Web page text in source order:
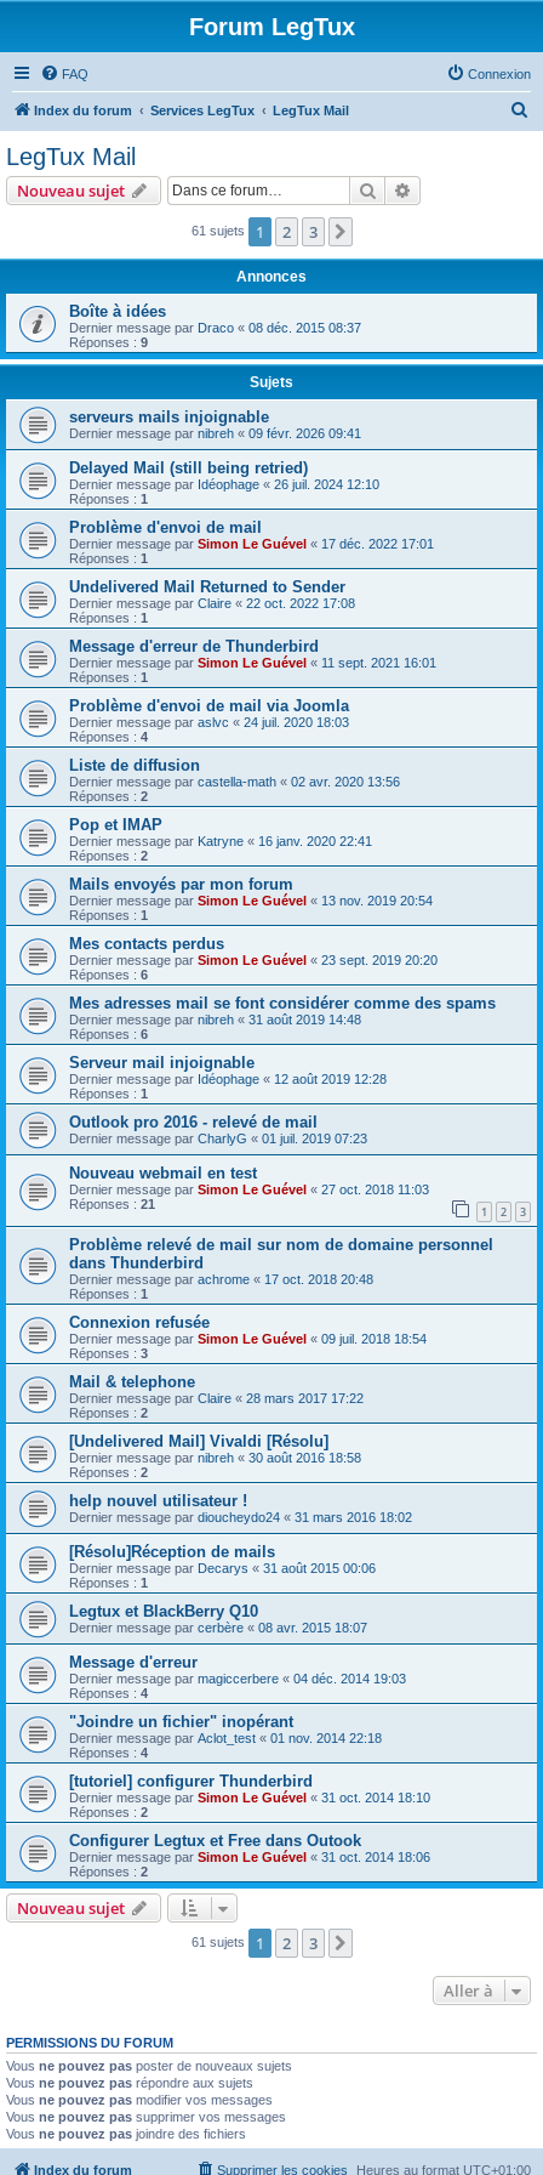
Forum LegTux
FAQ Connexion
Index du forum Services LegTux LegTux Mail
r
LegTux Mail
Nouveau sujet Rechercher
61 sujets 1 2 3
Annonces
Boîte à idées
Dernier message par Draco « 08 déc. 2015 08:37
Réponses : 9
Sujets
serveurs mails injoignable
Dernier message par nibreh « 09 févr. 2026 09:41
Delayed Mail (still being retried)
Dernier message par Idéophage « 26 juil. 2024 12:10
Réponses : 1
Problème d'envoi de mail
Dernier message par Simon Le Guével « 17 déc. 2022 17:01
Réponses : 1
Undelivered Mail Returned to Sender
Dernier message par Claire « 22 oct. 2022 17:08
Réponses : 1
Message d'erreur de Thunderbird
Dernier message par Simon Le Guével « 11 sept. 2021 16:01
Réponses : 1
Problème d'envoi de mail via Joomla
Dernier message par aslvc « 24 juil. 2020 18:03
Réponses : 4
Liste de diffusion
Dernier message par castella-math « 02 avr. 2020 13:56
Réponses : 2
Pop et IMAP
Dernier message par Katryne « 16 janv. 2020 22:41
Réponses : 2
Mails envoyés par mon forum
Dernier message par Simon Le Guével « 13 nov. 2019 20:54
Réponses : 1
Mes contacts perdus
Dernier message par Simon Le Guével « 23 sept. 2019 20:20
Réponses : 6
Mes adresses mail se font considérer comme des spams
Dernier message par nibreh « 31 août 2019 14:48
Réponses : 6
Serveur mail injoignable
Dernier message par Idéophage « 12 août 2019 12:28
Réponses : 1
Outlook pro 2016 - relevé de mail
Dernier message par CharlyG « 01 juil. 2019 07:23
Nouveau webmail en test
Dernier message par Simon Le Guével « 27 oct. 2018 11:03
Réponses : 21 1 2 3
Problème relevé de mail sur nom de domaine personnel
dans Thunderbird
Dernier message par achrome « 17 oct. 2018 20:48
Réponses : 1
Connexion refusée
Dernier message par Simon Le Guével « 09 juil. 2018 18:54
Réponses : 3
Mail & telephone
Dernier message par Claire « 28 mars 2017 17:22
Réponses : 2
[Undelivered Mail] Vivaldi [Résolu]
Dernier message par nibreh « 30 août 2016 18:58
Réponses : 2
help nouvel utilisateur !
Dernier message par dioucheydo24 « 31 mars 2016 18:02
[Résolu]Réception de mails
Dernier message par Decarys « 31 août 2015 00:06
Réponses : 1
Legtux et BlackBerry Q10
Dernier message par cerbère « 08 avr. 2015 18:07
Message d'erreur
Dernier message par magiccerbere « 04 déc. 2014 19:03
Réponses : 4
"Joindre un fichier" inopérant
Dernier message par Aclot_test « 01 nov. 2014 22:18
Réponses : 4
[tutoriel] configurer Thunderbird
Dernier message par Simon Le Guével « 31 oct. 2014 18:10
Réponses : 2
Configurer Legtux et Free dans Outook
Dernier message par Simon Le Guével « 31 oct. 2014 18:06
Réponses : 2
Nouveau sujet
61 sujets 1 2 3
Aller à
PERMISSIONS DU FORUM
Vous ne pouvez pas poster de nouveaux sujets
Vous ne pouvez pas répondre aux sujets
Vous ne pouvez pas modifier vos messages
Vous ne pouvez pas supprimer vos messages
Vous ne pouvez pas joindre des fichiers
Index du forum Heures au format UTC+01:00
Supprimer les cookies